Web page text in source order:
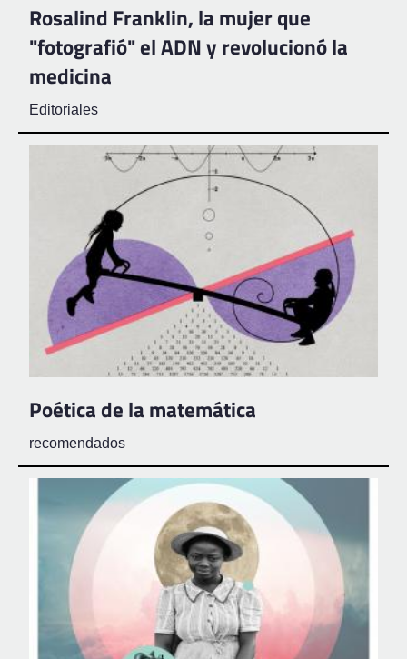
Rosalind Franklin, la mujer que
"fotografió" el ADN y revolucionó la
medicina
Editoriales
Poética de la matemática
recomendados